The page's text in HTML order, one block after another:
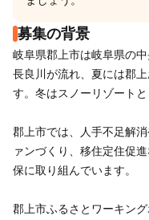
募集の背景
岐阜県郡上市は岐阜県の
長良川が流れ、夏には郡
す。冬はスノーリゾート
郡上市では、人手不足解
ァンづくり、移住定住促
保に取り組んでいます。
郡上市ふるさとワーキン